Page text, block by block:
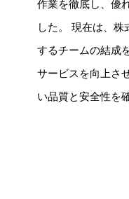
作業を徹底し、優
した。 現在は、株
するチームの結成
サービスを向上さ
い品質と安全性を